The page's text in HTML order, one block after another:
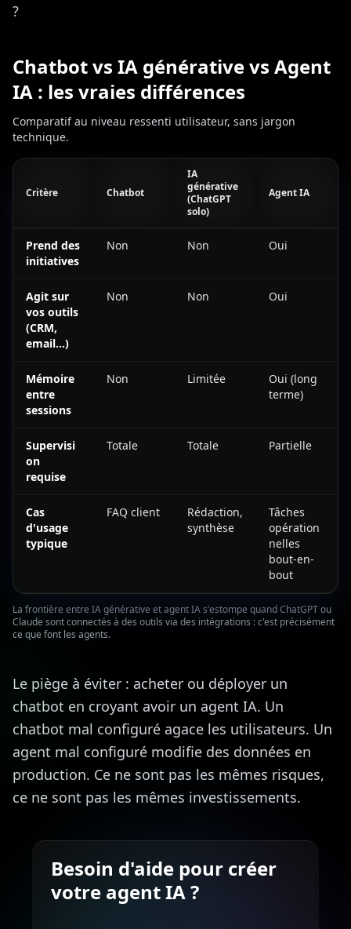
?
Chatbot vs IA générative vs Agent
IA : les vraies différences
Comparatif au niveau ressenti utilisateur, sans jargon
technique.
Critère Chatbot
IA
générative
(ChatGPT
solo)
Agent IA
Prend des
initiatives
Non Non Oui
Agit sur
vos outils
(CRM,
email...)
Non Non Oui
Mémoire
entre
sessions
Non Limitée
Oui (long
terme)
Supervisi
on
requise
Totale Totale Partielle
Cas
d'usage
typique
FAQ client
Rédaction,
synthèse
Tâches
opération
nelles
bout-en-
bout
La frontière entre IA générative et agent IA s'estompe quand ChatGPT ou
Claude sont connectés à des outils via des intégrations : c'est précisément
ce que font les agents.
Le piège à éviter : acheter ou déployer un
chatbot en croyant avoir un agent IA. Un
chatbot mal configuré agace les utilisateurs. Un
agent mal configuré modifie des données en
production. Ce ne sont pas les mêmes risques,
ce ne sont pas les mêmes investissements.
Besoin d'aide pour créer
votre agent IA ?